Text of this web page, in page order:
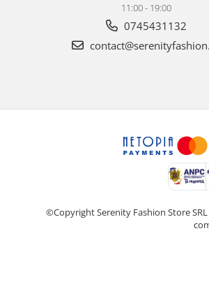
11:00 - 19:00
0745431132
©Copyright Serenity Fashion Store SRL